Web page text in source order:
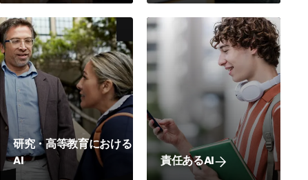
研究・高等教育における
AI
責任あるAI